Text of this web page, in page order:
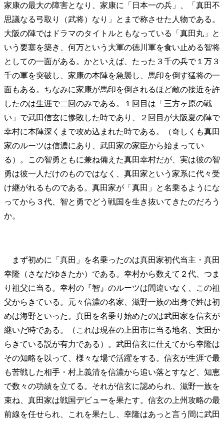
家康の最大の障害となり、家康に「日本一の兵」、「真田不
思議なる弓取り（武将）なり」とまで称させた人物である。
大阪の陣ではドラマのタイトルともなっている「真田丸」と
いう要塞を築き、何万という大軍の徳川軍を食い止める智将
としての一面がある。かといえば、たった３千の兵で１万３
千の軍を突破し、家康の本陣を急襲し、馬印を倒す猛将の一
面もある。ちなみに家康が馬印を倒されるほど敵の接近を許
したのは生涯で二回のみである。１回目は「三方ヶ原の戦
い」で武田信玄に惨敗した時であり、２回目が大阪夏の陣で
幸村に本陣深くまで攻め込まれた時である。（奇しくも真田
家のルーツは信濃にあり、武田家の家臣から始まってい
る）。この智勇ともに兼ね備えた真田幸村だが、実は彼の智
勇は彼一人だけのものではなく、真田家という家系に代々受
け継がれるものである。真田家が「真田」と名乗るようにな
ってから３代、智と勇でどう戦国を生き抜いてきたのだろう
か。
まず初めに「真田」を名乗ったのは真田家初代当主・真田
幸隆（さなだゆきたか）である。幸村から数えて２代、つま
り祖父に当る。幸村の『智』のルーツは間違いなく、この祖
父からきている。元々信濃の名家、滋野一族の出身で姓は初
めは海野といった。真田を名乗り始めたのは武田家を信玄が
継いだ時である。（これは現在の上田市に当る地名、実田か
らきている説が有力である）。武田信玄に仕えてから幸隆は
その知略を以って、様々な場で活躍をする。信玄が生涯で最
も苦戦した相手・村上義清を信濃から追い落とすなど、知恵
で数々の功績を立てる。それが信玄に認められ、滋野一族を
束ね、真田家は戦国デビューを果たす。信玄の上州攻略の最
前線を任せられ、これを果たし、幸隆はあっと言う間に武田